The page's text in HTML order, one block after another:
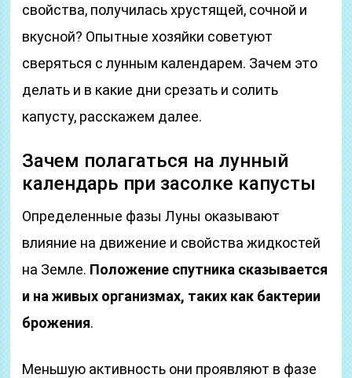
свойства, получилась хрустящей, сочной и
вкусной? Опытные хозяйки советуют
сверяться с лунным календарем. Зачем это
делать и в какие дни срезать и солить
капусту, расскажем далее.
Зачем полагаться на лунный
календарь при засолке капусты
Определенные фазы Луны оказывают
влияние на движение и свойства жидкостей
на Земле. Положение спутника сказывается
и на живых организмах, таких как бактерии
брожения.
Меньшую активность они проявляют в фазе